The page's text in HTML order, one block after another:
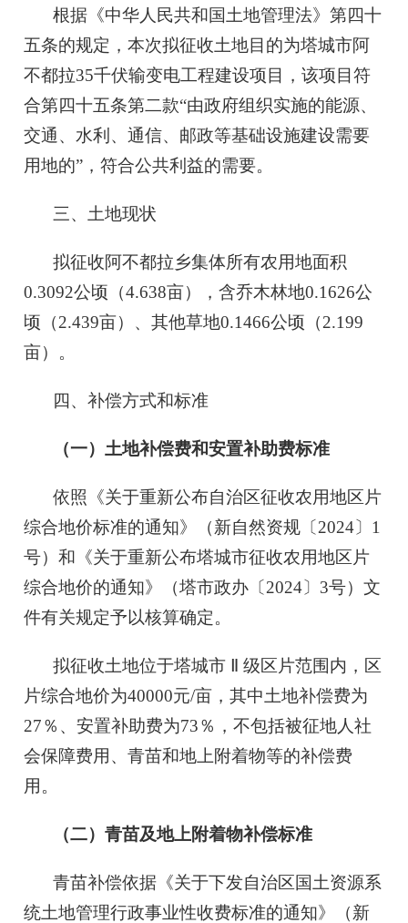
根据《中华人民共和国土地管理法》第四十
五条的规定，本次拟征收土地目的为塔城市阿
不都拉35千伏输变电工程建设项目，该项目符
合第四十五条第二款“由政府组织实施的能源、
交通、水利、通信、邮政等基础设施建设需要
用地的”，符合公共利益的需要。
三、土地现状
拟征收阿不都拉乡集体所有农用地面积
0.3092公顷（4.638亩），含乔木林地0.1626公
顷（2.439亩）、其他草地0.1466公顷（2.199
亩）。
四、补偿方式和标准
（一）土地补偿费和安置补助费标准
依照《关于重新公布自治区征收农用地区片
综合地价标准的通知》（新自然资规〔2024〕1
号）和《关于重新公布塔城市征收农用地区片
综合地价的通知》（塔市政办〔2024〕3号）文
件有关规定予以核算确定。
拟征收土地位于塔城市 Ⅱ 级区片范围内，区
片综合地价为40000元/亩，其中土地补偿费为
27％、安置补助费为73％，不包括被征地人社
会保障费用、青苗和地上附着物等的补偿费
用。
（二）青苗及地上附着物补偿标准
青苗补偿依据《关于下发自治区国土资源系
统土地管理行政事业性收费标准的通知》（新